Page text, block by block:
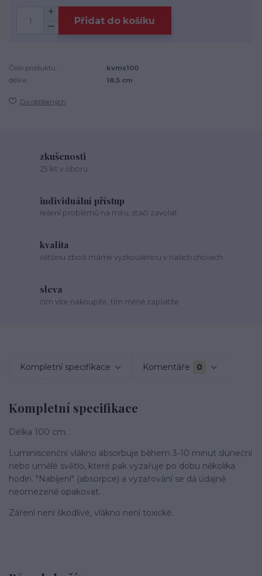
Přidat do košíku
Číslo produktu:
kvms100
délka:
18,5 cm
Do oblíbených
zkušenosti
25 let v oboru
individuální přístup
řešení problémů na míru, stačí zavolat
kvalita
většinu zboží máme vyzkoušenou v našich chovech
sleva
čím více nakoupíte, tím méně zaplatíte
Kompletní specifikace Komentáře 0
Kompletní specifikace
Délka 100 cm.
Luminiscenční vlákno absorbuje během 3-10 minut sluneční
nebo umělé světlo, které pak vyzařuje po dobu několika
hodin. "Nabíjení" (absorpce) a vyzařování se dá údajně
neomezeně opakovat.
Záření není škodlivé, vlákno není toxické.